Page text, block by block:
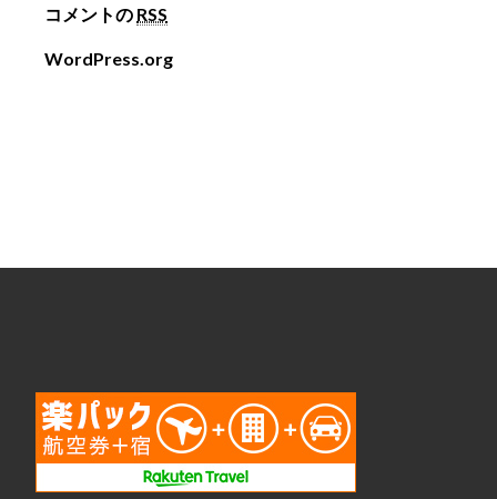
コメントの RSS
WordPress.org